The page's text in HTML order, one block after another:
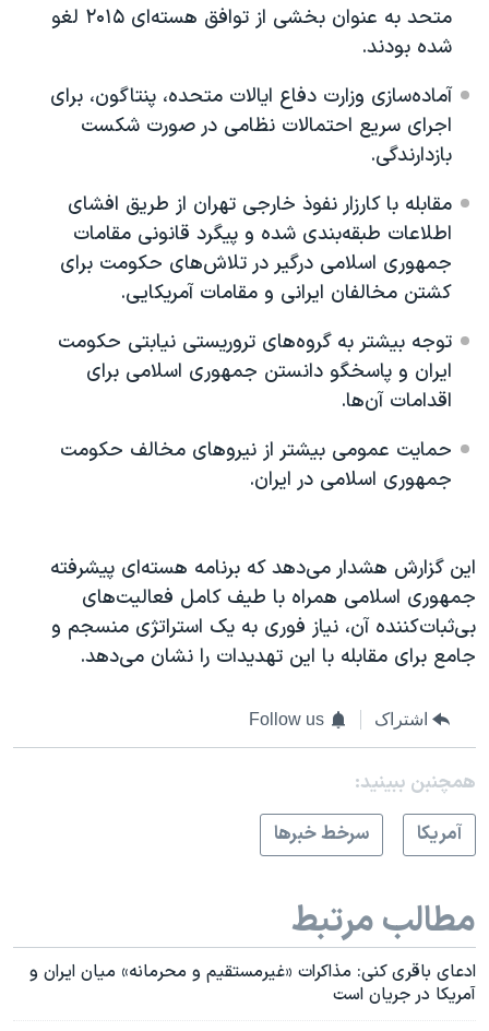
متحد به عنوان بخشی از توافق هسته‌ای ۲۰۱۵ لغو
شده بودند.
آماده‌سازی وزارت دفاع ایالات متحده، پنتاگون، برای
اجرای سریع احتمالات نظامی در صورت شکست
بازدارندگی.
مقابله با کارزار نفوذ خارجی تهران از طریق افشای
اطلاعات طبقه‌بندی شده و پیگرد قانونی مقامات
جمهوری اسلامی درگیر در تلاش‌های حکومت برای
کشتن مخالفان ایرانی و مقامات آمریکایی.
توجه بیشتر به گروه‌های تروریستی نیابتی حکومت
ایران و پاسخگو دانستن جمهوری اسلامی برای
اقدامات آن‌ها.
حمایت عمومی بیشتر از نیروهای مخالف حکومت
جمهوری اسلامی در ایران.
این گزارش هشدار می‌دهد که برنامه هسته‌ای پیشرفته
جمهوری اسلامی همراه با طیف کامل فعالیت‌های
بی‌ثبات‌کننده آن، نیاز فوری به یک استراتژی منسجم و
جامع برای مقابله با این تهدیدات را نشان می‌دهد.
اشتراک Follow us
همچنبن ببینید:
آمريکا
سرخط خبرها
مطالب مرتبط
ادعای باقری‌ کنی: مذاکرات «غیرمستقیم و محرمانه» میان ایران و
آمریکا در جریان است